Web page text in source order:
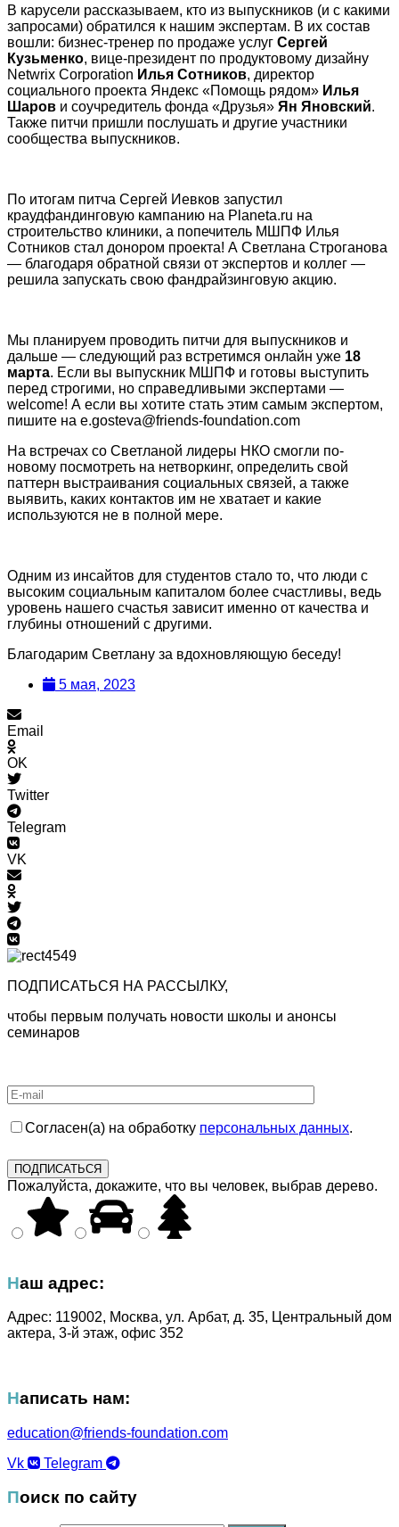
В карусели рассказываем, кто из выпускников (и с какими
запросами) обратился к нашим экспертам. В их состав
вошли: бизнес-тренер по продаже услуг Сергей
Кузьменко, вице-президент по продуктовому дизайну
Netwrix Corporation Илья Сотников, директор
социального проекта Яндекс «Помощь рядом» Илья
Шаров и соучредитель фонда «Друзья» Ян Яновский.
Также питчи пришли послушать и другие участники
сообщества выпускников.
По итогам питча Сергей Иевков запустил
краудфандинговую кампанию на Planeta.ru на
строительство клиники, а попечитель МШПФ Илья
Сотников стал донором проекта! А Светлана Строганова
— благодаря обратной связи от экспертов и коллег —
решила запускать свою фандрайзинговую акцию.
Мы планируем проводить питчи для выпускников и
дальше — следующий раз встретимся онлайн уже 18
марта. Если вы выпускник МШПФ и готовы выступить
перед строгими, но справедливыми экспертами —
welcome! А если вы хотите стать этим самым экспертом,
пишите на e.gosteva@friends-foundation.com
На встречах со Светланой лидеры НКО смогли по-
новому посмотреть на нетворкинг, определить свой
паттерн выстраивания социальных связей, а также
выявить, каких контактов им не хватает и какие
используются не в полной мере.
Одним из инсайтов для студентов стало то, что люди с
высоким социальным капиталом более счастливы, ведь
уровень нашего счастья зависит именно от качества и
глубины отношений с другими.
Благодарим Светлану за вдохновляющую беседу!
5 мая, 2023
Email
OK
Twitter
Telegram
VK
ПОДПИСАТЬСЯ НА РАССЫЛКУ,
чтобы первым получать новости школы и анонсы
семинаров
Cогласен(а) на обработку персональных данных.
Пожалуйста, докажите, что вы человек, выбрав дерево.
Наш адрес:
Адрес: 119002, Москва, ул. Арбат, д. 35, Центральный дом
актера, 3-й этаж, офис 352
Написать нам:
education@friends-foundation.com
Vk
Telegram
Поиск по сайту